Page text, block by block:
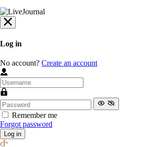
Log in
No account? Create an account
Remember me
Forgot password
Log in